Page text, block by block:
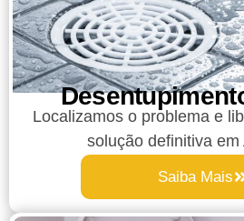
Localizamos o problema e
solução definitiva em
Saiba Mais